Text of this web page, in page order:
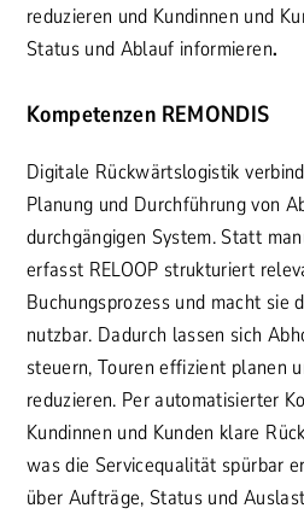
reduzieren und Kundinnen und
Status und Ablauf informieren.
Kompetenzen REMONDIS
Digitale Rückwärtslogistik
Planung und Durchführung von
durchgängigen System. Statt
erfasst RELOOP strukturiert
Buchungsprozess und macht sie
nutzbar. Dadurch lassen sich
steuern, Touren effizient planen
reduzieren. Per automatisierter
Kundinnen und Kunden klare
was die Servicequalität spürbar
über Aufträge, Status und